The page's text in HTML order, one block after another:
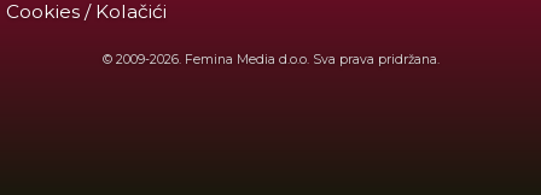
Cookies / Kolačići
© 2009-2026. Femina Media d.o.o. Sva prava pridržana.